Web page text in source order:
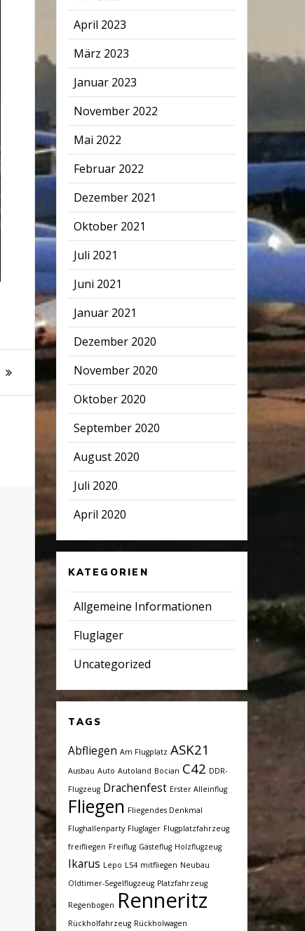
April 2023
März 2023
Januar 2023
November 2022
Mai 2022
Februar 2022
Dezember 2021
Oktober 2021
Juli 2021
Juni 2021
Januar 2021
Dezember 2020
November 2020
Oktober 2020
September 2020
August 2020
Juli 2020
April 2020
KATEGORIEN
Allgemeine Informationen
Fluglager
Uncategorized
TAGS
Abfliegen Am Flugplatz ASK21
Ausbau Auto Autoland Bocian C42 DDR-
Flugzeug Drachenfest Erster Alleinflug
Fliegen Fliegendes Denkmal
Flughallenparty Fluglager Flugplatzfahrzeug
freifliegen Freiflug Gästeflug Holzflugzeug
Ikarus Lepo LS4 mitfliegen Neubau
Oldtimer-Segelflugzeug Platzfahrzeug
Regenbogen Renneritz
Rückholfahrzeug Rückholwagen